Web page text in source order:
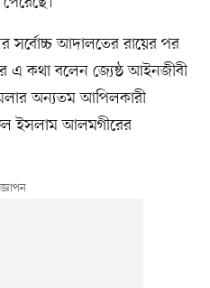
সর্বোচ্চ আদালতের রায়ের পর
এ কথা বলেন জ্যেষ্ঠ আইনজীবী
অন্যতম আপিলকারী
ইসলাম আলমগীরের